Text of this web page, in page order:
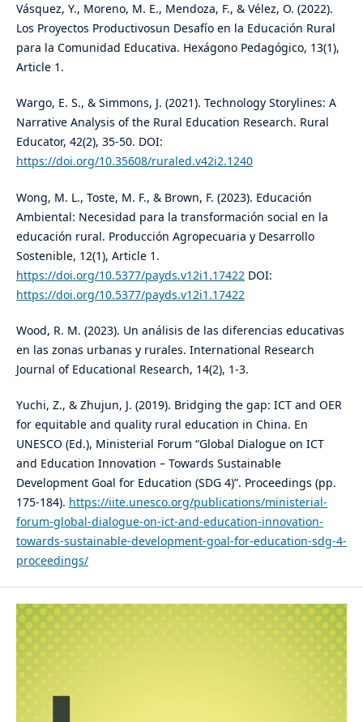
Vásquez, Y., Moreno, M. E., Mendoza, F., & Vélez, O. (2022).
Los Proyectos Productivosun Desafío en la Educación Rural
para la Comunidad Educativa. Hexágono Pedagógico, 13(1),
Article 1.
Wargo, E. S., & Simmons, J. (2021). Technology Storylines: A
Narrative Analysis of the Rural Education Research. Rural
Educator, 42(2), 35-50. DOI:
https://doi.org/10.35608/ruraled.v42i2.1240
Wong, M. L., Toste, M. F., & Brown, F. (2023). Educación
Ambiental: Necesidad para la transformación social en la
educación rural. Producción Agropecuaria y Desarrollo
Sostenible, 12(1), Article 1.
https://doi.org/10.5377/payds.v12i1.17422 DOI:
https://doi.org/10.5377/payds.v12i1.17422
Wood, R. M. (2023). Un análisis de las diferencias educativas
en las zonas urbanas y rurales. International Research
Journal of Educational Research, 14(2), 1-3.
Yuchi, Z., & Zhujun, J. (2019). Bridging the gap: ICT and OER
for equitable and quality rural education in China. En
UNESCO (Ed.), Ministerial Forum “Global Dialogue on ICT
and Education Innovation – Towards Sustainable
Development Goal for Education (SDG 4)”. Proceedings (pp.
175-184). https://iite.unesco.org/publications/ministerial-
forum-global-dialogue-on-ict-and-education-innovation-
towards-sustainable-development-goal-for-education-sdg-4-
proceedings/